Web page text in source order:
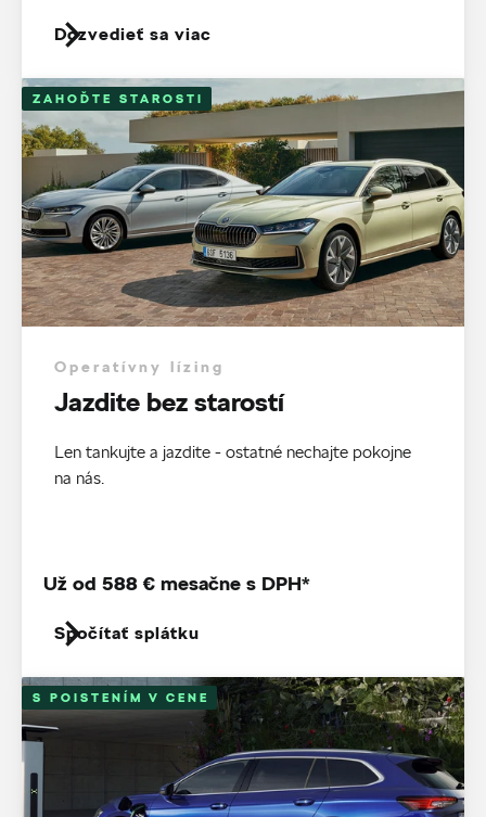
Dozvedieť sa viac
ZAHOĎTE STAROSTI
Operatívny lízing
Jazdite bez starostí
Len tankujte a jazdite - ostatné nechajte pokojne
na nás.
Spočítať splátku
Už od 588 € mesačne s DPH*
S POISTENÍM V CENE